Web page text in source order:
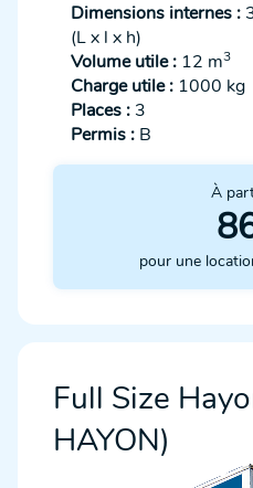
Dimensions internes :
(L x l x h)
Volume utile : 12 m3
Charge utile : 1000 kg
Places : 3
Permis : B
À
pour une
Full Size
HAYON)